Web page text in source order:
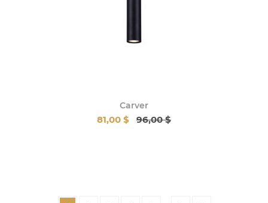
Carver
81,00 $ 96,00 $